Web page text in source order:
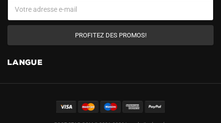
PROFITEZ DES PROMOS!
LANGUE